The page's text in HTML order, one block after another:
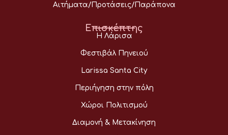
Αιτήματα/Προτάσεις/Παράπονα
Επισκέπτης
Η Λάρισα
Φεστιβάλ Πηνειού
Larissa Santa City
Περιήγηση στην πόλη
Χώροι Πολιτισμού
Διαμονή & Μετακίνηση